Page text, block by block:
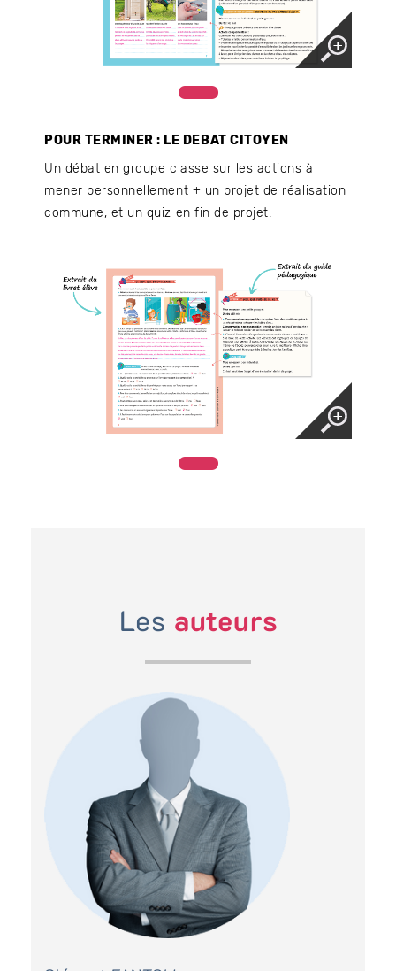
POUR TERMINER : LE DEBAT CITOYEN
Un débat en groupe classe sur les actions à
mener personnellement + un projet de réalisation
commune, et un quiz en fin de projet.
Les auteurs